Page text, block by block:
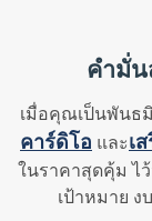
คำมั่
เมื่อคุณเป็นพันธ
คาร์ดิโอ และเ
ในราคาสุดคุ้ม ไ
เป้าหมาย